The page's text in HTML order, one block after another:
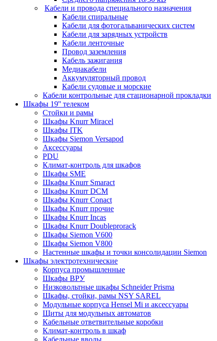
Кабели и провода специального назначения
Кабели спиральные
Кабели для фотогальванических систем
Кабели для зарядных устройств
Кабели ленточные
Провод заземления
Кабель зажигания
Медиакабели
Аккумуляторный провод
Кабели судовые и морские
Кабели контрольные для стационарной прокладки
Шкафы 19'' телеком
Стойки и рамы
Шкафы Knurr Miracel
Шкафы ITK
Шкафы Siemon Versapod
Аксессуары
PDU
Климат-контроль для шкафов
Шкафы SME
Шкафы Knurr Smaract
Шкафы Knurr DCM
Шкафы Knurr Conact
Шкафы Knurr прочие
Шкафы Knurr Incas
Шкафы Knurr Doubleprorack
Шкафы Siemon V600
Шкафы Siemon V800
Настенные шкафы и точки консолидации Siemon
Шкафы электротехнические
Корпуса промышленные
Шкафы ВРУ
Низковольтные шкафы Schneider Prisma
Шкафы, стойки, рамы NSY SAREL
Модульные корпуса Hensel Mi и аксессуары
Щиты для модульных автоматов
Кабельные ответвительные коробки
Климат-контроль в шкаф
Кабельные вводы